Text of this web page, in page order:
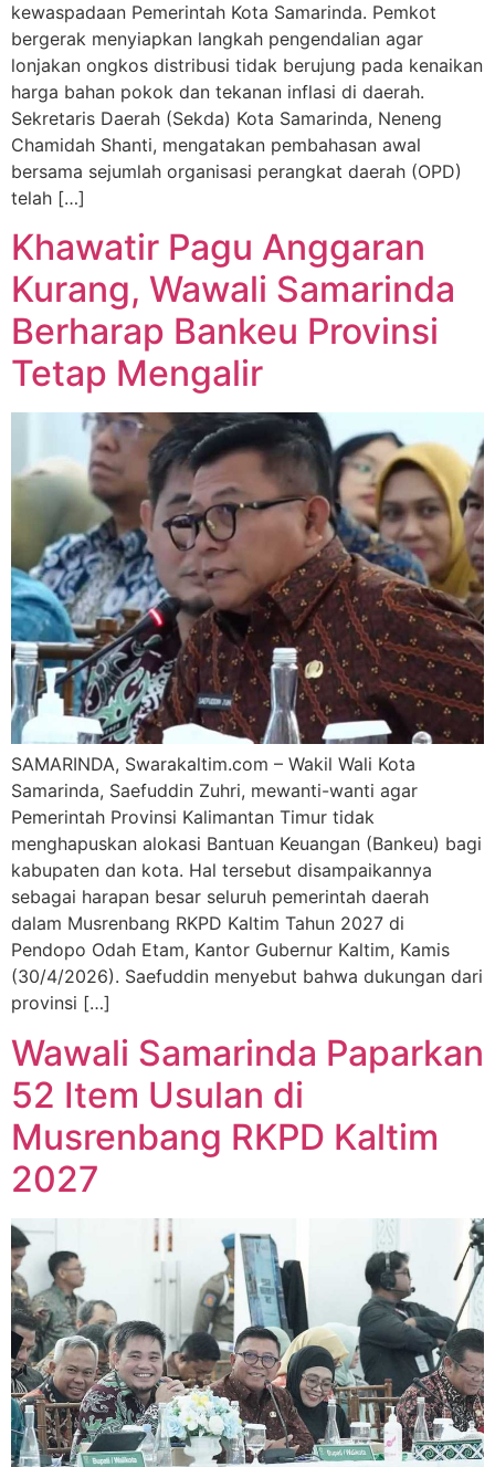
kewaspadaan Pemerintah Kota Samarinda. Pemkot
bergerak menyiapkan langkah pengendalian agar
lonjakan ongkos distribusi tidak berujung pada kenaikan
harga bahan pokok dan tekanan inflasi di daerah.
Sekretaris Daerah (Sekda) Kota Samarinda, Neneng
Chamidah Shanti, mengatakan pembahasan awal
bersama sejumlah organisasi perangkat daerah (OPD)
telah […]
Khawatir Pagu Anggaran
Kurang, Wawali Samarinda
Berharap Bankeu Provinsi
Tetap Mengalir
SAMARINDA, Swarakaltim.com – Wakil Wali Kota
Samarinda, Saefuddin Zuhri, mewanti-wanti agar
Pemerintah Provinsi Kalimantan Timur tidak
menghapuskan alokasi Bantuan Keuangan (Bankeu) bagi
kabupaten dan kota. Hal tersebut disampaikannya
sebagai harapan besar seluruh pemerintah daerah
dalam Musrenbang RKPD Kaltim Tahun 2027 di
Pendopo Odah Etam, Kantor Gubernur Kaltim, Kamis
(30/4/2026). Saefuddin menyebut bahwa dukungan dari
provinsi […]
Wawali Samarinda Paparkan
52 Item Usulan di
Musrenbang RKPD Kaltim
2027